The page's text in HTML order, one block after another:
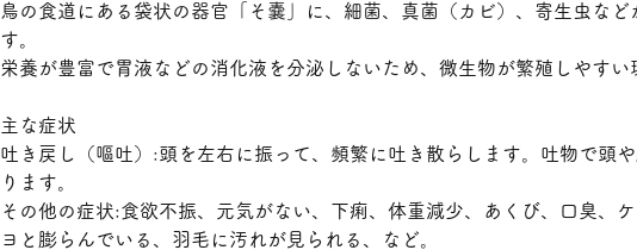
鳥の食道にある袋状の器官「そ嚢」に、細菌、真菌（カビ）、寄生虫な
す。
栄養が豊富で胃液などの消化液を分泌しないため、微生物が繁殖しやすい
主な症状
吐き戻し（嘔吐）:頭を左右に振って、頻繁に吐き散らします。吐物で頭
ります。﻿
その他の症状:食欲不振、元気がない、下痢、体重減少、あくび、口臭、
ヨと膨らんでいる、羽毛に汚れが見られる、など。﻿